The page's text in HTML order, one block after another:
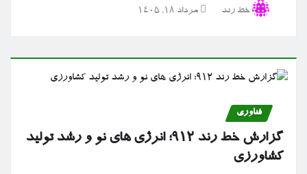
خط رند مرداد ۱۸, ۱۴۰۵
فناوری
گزارش خط رند ۹۱۲؛ انرژی های نو و رشد تولید
کشاورزی